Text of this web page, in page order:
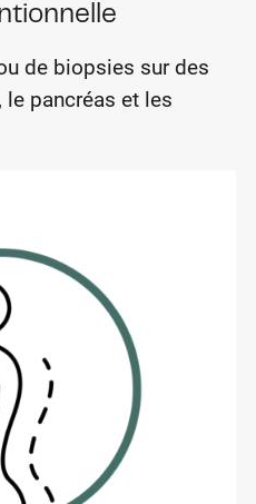
de biopsies sur des
pancréas et les